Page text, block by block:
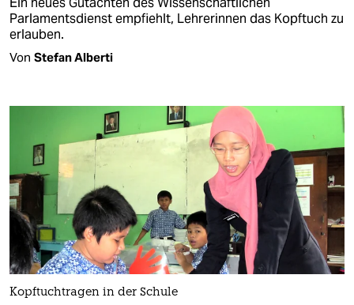
Parlamentsdienst empfiehlt, Lehrerinnen das Kopftuch zu
erlauben.
Von Stefan Alberti
Kopftuchtragen in der Schule